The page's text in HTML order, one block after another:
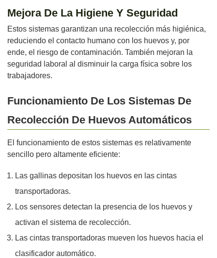
Mejora De La Higiene Y Seguridad
Estos sistemas garantizan una recolección más higiénica,
reduciendo el contacto humano con los huevos y, por
ende, el riesgo de contaminación. También mejoran la
seguridad laboral al disminuir la carga física sobre los
trabajadores.
Funcionamiento De Los Sistemas De
Recolección De Huevos Automáticos
El funcionamiento de estos sistemas es relativamente
sencillo pero altamente eficiente:
Las gallinas depositan los huevos en las cintas
transportadoras.
Los sensores detectan la presencia de los huevos y
activan el sistema de recolección.
Las cintas transportadoras mueven los huevos hacia el
clasificador automático.